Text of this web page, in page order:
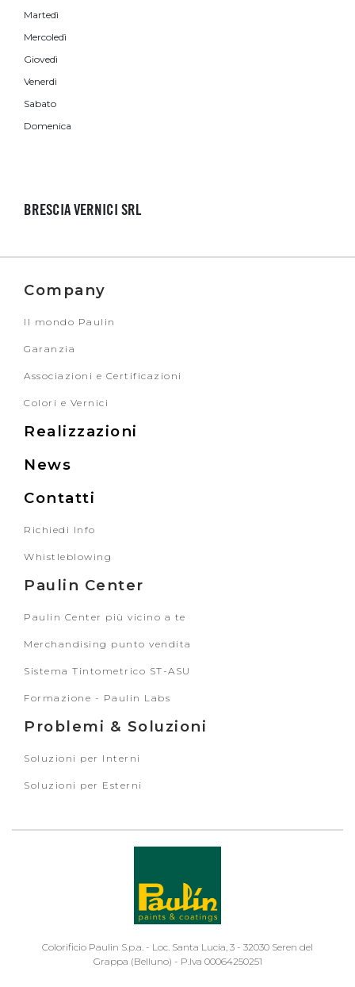
Martedì
Mercoledì
Giovedì
Venerdì
Sabato
Domenica
BRESCIA VERNICI SRL
Company
Il mondo Paulin
Garanzia
Associazioni e Certificazioni
Colori e Vernici
Realizzazioni
News
Contatti
Richiedi Info
Whistleblowing
Paulin Center
Paulin Center più vicino a te
Merchandising punto vendita
Sistema Tintometrico ST-ASU
Formazione - Paulin Labs
Problemi & Soluzioni
Soluzioni per Interni
Soluzioni per Esterni
Colorificio Paulin S.p.a. - Loc. Santa Lucia, 3 - 32030 Seren del
Grappa (Belluno) - P.Iva 00064250251